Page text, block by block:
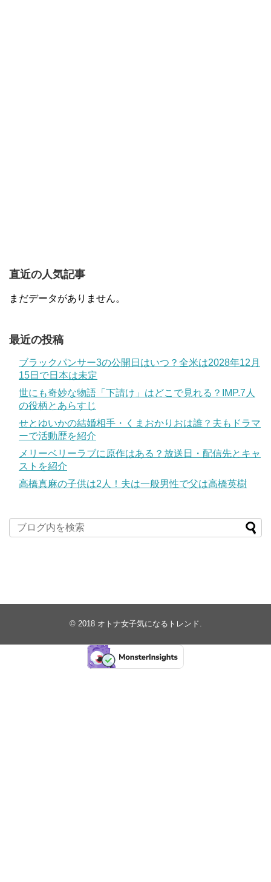
直近の人気記事
まだデータがありません。
最近の投稿
ブラックパンサー3の公開日はいつ？全米は2028年12月
15日で日本は未定
世にも奇妙な物語「下請け」はどこで見れる？IMP.7人
の役柄とあらすじ
せとゆいかの結婚相手・くまおかりおは誰？夫もドラマ
ーで活動歴を紹介
メリーベリーラブに原作はある？放送日・配信先とキャ
ストを紹介
高橋真麻の子供は2人！夫は一般男性で父は高橋英樹
© 2018 オトナ女子気になるトレンド